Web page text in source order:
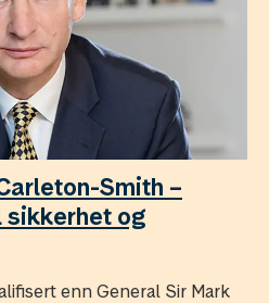
Smith –
og
enn General Sir Mark